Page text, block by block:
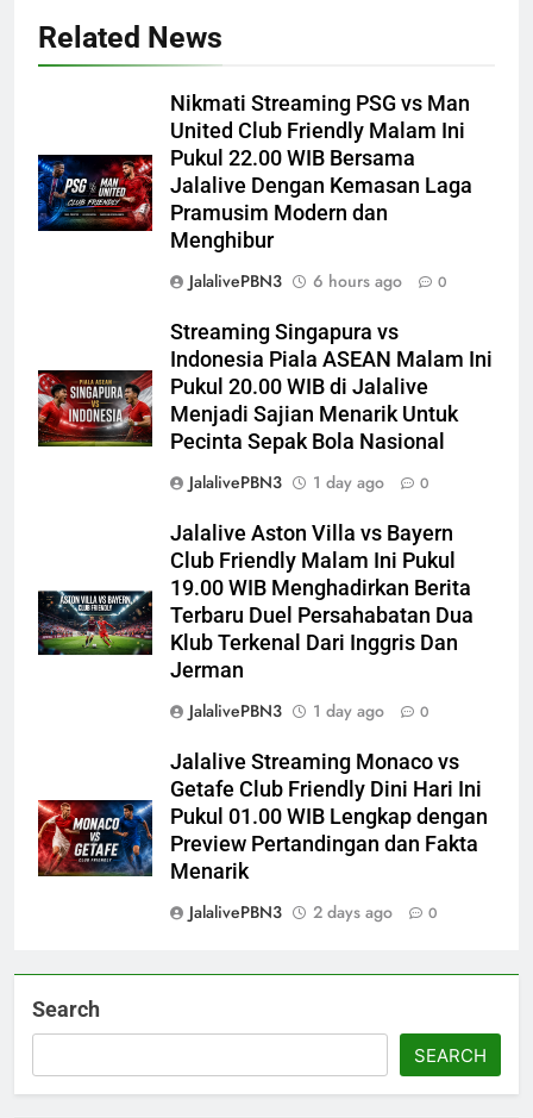
Related News
Nikmati Streaming PSG vs Man
United Club Friendly Malam Ini
Pukul 22.00 WIB Bersama
Jalalive Dengan Kemasan Laga
Pramusim Modern dan
Menghibur
JalalivePBN3
6 hours ago 0
Streaming Singapura vs
Indonesia Piala ASEAN Malam Ini
Pukul 20.00 WIB di Jalalive
Menjadi Sajian Menarik Untuk
Pecinta Sepak Bola Nasional
JalalivePBN3
1 day ago 0
Jalalive Aston Villa vs Bayern
Club Friendly Malam Ini Pukul
19.00 WIB Menghadirkan Berita
Terbaru Duel Persahabatan Dua
Klub Terkenal Dari Inggris Dan
Jerman
JalalivePBN3
1 day ago 0
Jalalive Streaming Monaco vs
Getafe Club Friendly Dini Hari Ini
Pukul 01.00 WIB Lengkap dengan
Preview Pertandingan dan Fakta
Menarik
JalalivePBN3
2 days ago 0
Search
SEARCH